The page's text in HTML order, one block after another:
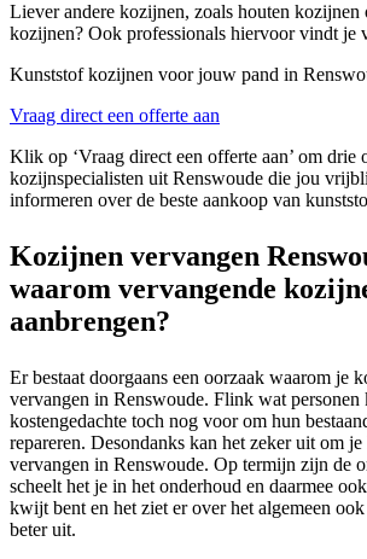
Liever andere kozijnen, zoals houten
kozijnen? Ook professionals hiervoor vindt je
Kunststof kozijnen voor jouw pand in
Vraag direct een offerte aan
Klik op ‘Vraag direct een offerte aan’ om drie
kozijnspecialisten uit Renswoude die jou
informeren over de beste aankoop van
Kozijnen vervangen
waarom vervangende
aanbrengen?
Er bestaat doorgaans een oorzaak waarom je
vervangen in Renswoude. Flink wat personen
kostengedachte toch nog voor om hun
repareren. Desondanks kan het zeker uit om
vervangen in Renswoude. Op termijn zijn de
scheelt het je in het onderhoud en daarmee
kwijt bent en het ziet er over het algemeen
beter uit.